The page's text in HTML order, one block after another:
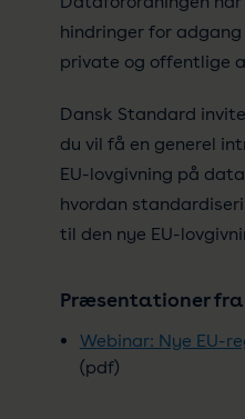
hindringer for
private og offentlige
Dansk Standard
du vil få en generel
EU-lovgivning på
hvordan
til den nye EU-
Præsentationer
Webinar: Nye EU-
(pdf)